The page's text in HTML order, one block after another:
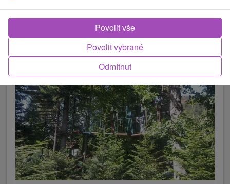
Planetária a observatória
Bobové dráhy
Lanové dráhy
Escaperoom
Aquaparky, kúpaliská
Skanzeny
Mestské a zámocké parky
Vyhliadkové lety a plavby
Štíty
Jazerá, plesá, vodné nádrže
Technické pamiatky
Pamätníky
Vodopády
Drevené kostolíky Pramene
Jazda na koni
Túry a turistické chodníky
Kaštiele Horské chaty
Divadlá
Sakrálne miesta
Plte, rafting, splavy
Architektonické stavby
Lyžiarske strediská
Golfové ihriská
Motokárové dráhy
Amfiteátre a kiná v prírode
Vínne cesty Cyklotrasy
Odmítnut
Povolit vybrané
Povolit vše